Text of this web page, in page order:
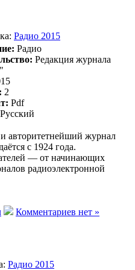
Радио 2015
Радио
Редакция журнала
2
Pdf
Русский
авторитетнейший журнал
с 1924 года.
— от начинающих
радиоэлектронной
Комментариев нет »
Радио 2015